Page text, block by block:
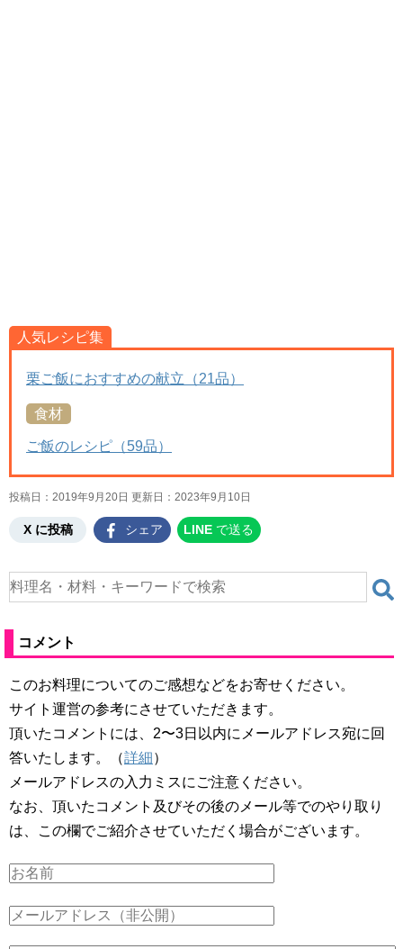
人気レシピ集
栗ご飯におすすめの献立（21品）
食材
ご飯のレシピ（59品）
投稿日：2019年9月20日 更新日： 2023年9月10日
X に投稿 シェア LINE で送る
コメント
このお料理についてのご感想などをお寄せください。
サイト運営の参考にさせていただきます。
頂いたコメントには、2〜3日以内にメールアドレス宛に回
答いたします。（詳細 ）
メールアドレスの入力ミスにご注意ください。
なお、頂いたコメント及びその後のメール等でのやり取り
は、この欄でご紹介させていただく場合がございます。